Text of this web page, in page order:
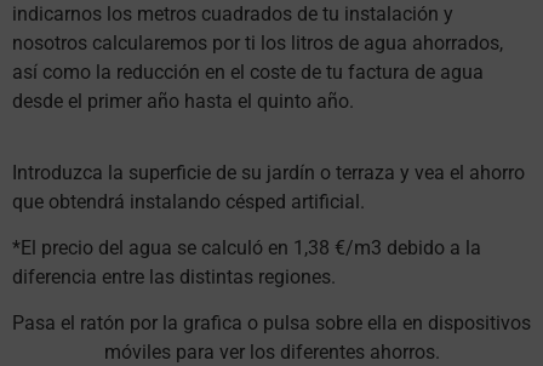
indicarnos los metros cuadrados de tu instalación y
nosotros calcularemos por ti los litros de agua ahorrados,
así como la reducción en el coste de tu factura de agua
desde el primer año hasta el quinto año.
Introduzca la superficie de su jardín o terraza y vea el ahorro
que obtendrá instalando césped artificial.
*El precio del agua se calculó en 1,38 €/m3 debido a la
diferencia entre las distintas regiones.
Pasa el ratón por la grafica o pulsa sobre ella en dispositivos
móviles para ver los diferentes ahorros.